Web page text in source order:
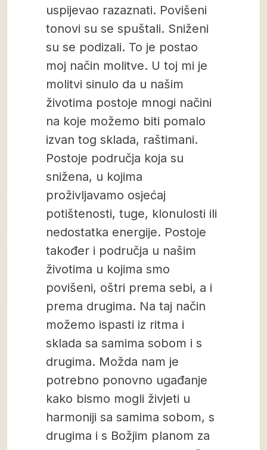
uspijevao razaznati. Povišeni
tonovi su se spuštali. Sniženi
su se podizali. To je postao
moj način molitve. U toj mi je
molitvi sinulo da u našim
životima postoje mnogi načini
na koje možemo biti pomalo
izvan tog sklada, raštimani.
Postoje područja koja su
snižena, u kojima
proživljavamo osjećaj
potištenosti, tuge, klonulosti ili
nedostatka energije. Postoje
također i područja u našim
životima u kojima smo
povišeni, oštri prema sebi, a i
prema drugima. Na taj način
možemo ispasti iz ritma i
sklada sa samima sobom i s
drugima. Možda nam je
potrebno ponovno ugađanje
kako bismo mogli živjeti u
harmoniji sa samima sobom, s
drugima i s Božjim planom za